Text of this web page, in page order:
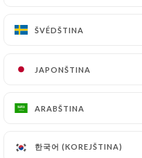
ŠVÉDŠTINA
JAPONŠTINA
ARABŠTINA
한국어 (KOREJŠTINA)
Cô
21 Boulevard
ŠVÉDŠTINA
JAPONŠTINA
ARABŠTINA
한국어 (KOREJŠTINA)